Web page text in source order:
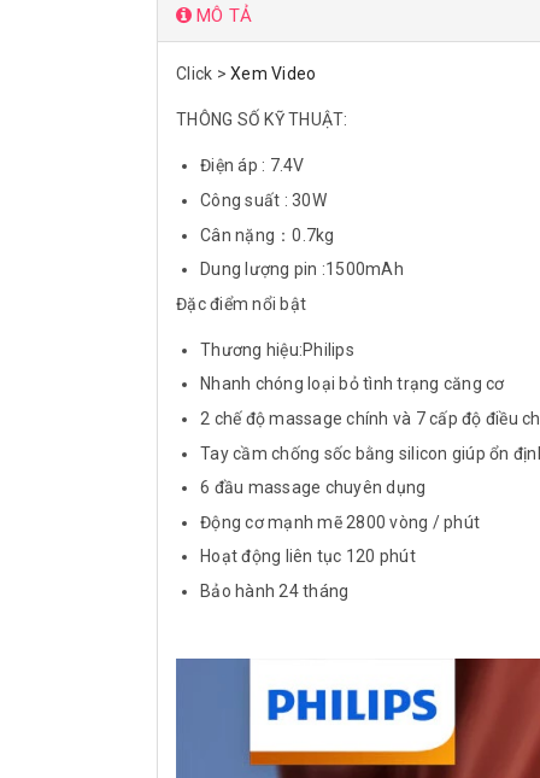
MÔ TẢ
Click > Xem Video
THÔNG SỐ KỸ THUẬT:
Điện áp : 7.4V
Công suất : 30W
Cân nặng：0.7kg
Dung lượng pin :1500mAh
Đặc điểm nổi bật
Thương hiệu:Philips
Nhanh chóng loại bỏ tình trạng căng cơ
2 chế độ massage chính và 7 cấp độ điều
Tay cầm chống sốc bằng silicon giúp ổn
6 đầu massage chuyên dụng
Động cơ mạnh mẽ 2800 vòng / phút
Hoạt động liên tục 120 phút
Bảo hành 24 tháng